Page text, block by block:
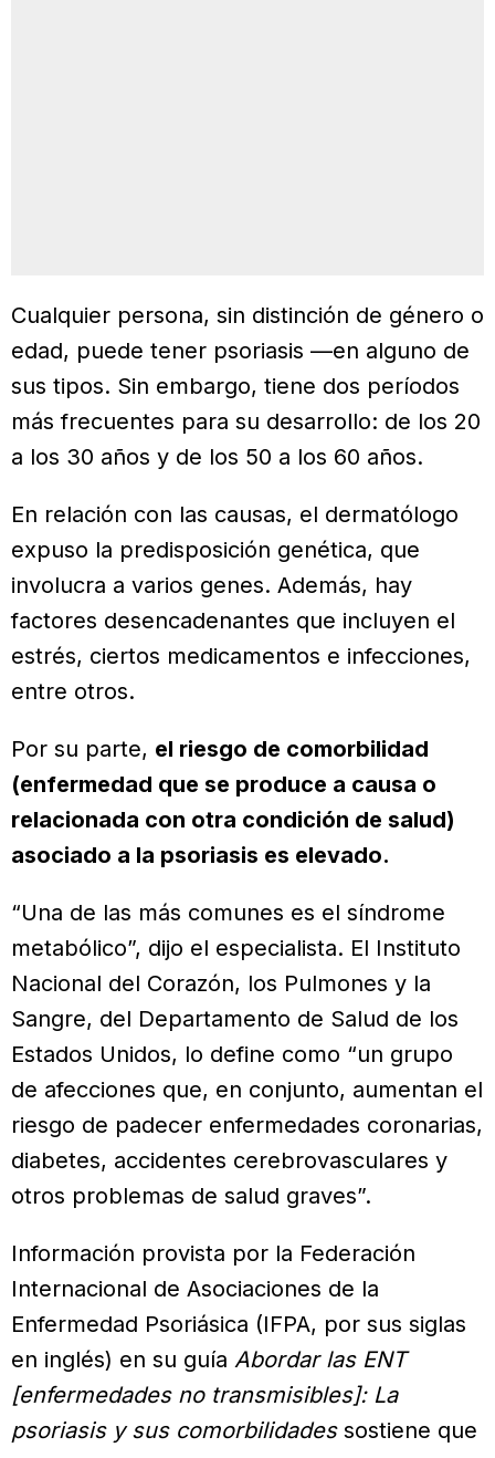
Cualquier persona, sin distinción de género o
edad, puede tener psoriasis —en alguno de
sus tipos. Sin embargo, tiene dos períodos
más frecuentes para su desarrollo: de los 20
a los 30 años y de los 50 a los 60 años.
En relación con las causas, el dermatólogo
expuso la predisposición genética, que
involucra a varios genes. Además, hay
factores desencadenantes que incluyen el
estrés, ciertos medicamentos e infecciones,
entre otros.
Por su parte, el riesgo de comorbilidad
(enfermedad que se produce a causa o
relacionada con otra condición de salud)
asociado a la psoriasis es elevado.
“Una de las más comunes es el síndrome
metabólico”, dijo el especialista. El Instituto
Nacional del Corazón, los Pulmones y la
Sangre, del Departamento de Salud de los
Estados Unidos, lo define como “un grupo
de afecciones que, en conjunto, aumentan el
riesgo de padecer enfermedades coronarias,
diabetes, accidentes cerebrovasculares y
otros problemas de salud graves”.
Información provista por la Federación
Internacional de Asociaciones de la
Enfermedad Psoriásica (IFPA, por sus siglas
en inglés) en su guía Abordar las ENT
[enfermedades no transmisibles]: La
psoriasis y sus comorbilidadessostiene que